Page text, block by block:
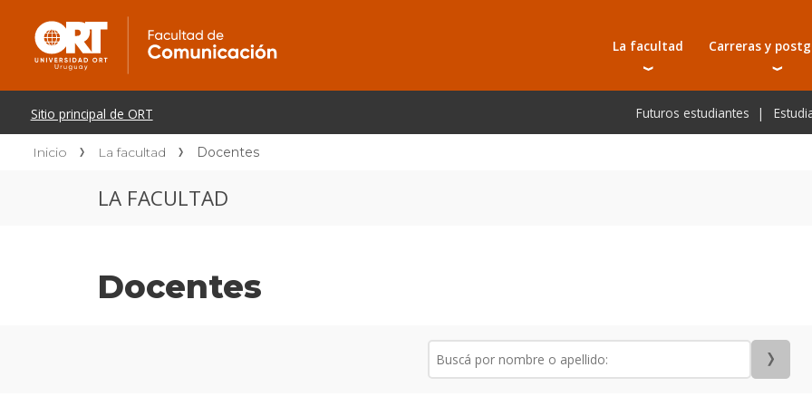
La facultad
Autoridades
Carreras y
Carreras
Tecnicaturas
Futuros estudiantes
Inicio La facultad Docentes
LA FACULTAD
Docentes